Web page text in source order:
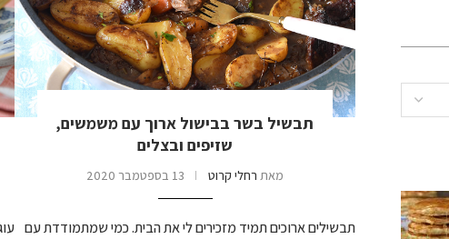
תבשיל בשר בבישול ארוך עם משמשים,
שזיפים ובצלים
מאת רחלי קרוט 13 בספטמבר 2020
תבשילים ארוכים תמיד מזכירים לי את הבית. כמי שמתמודדת עם